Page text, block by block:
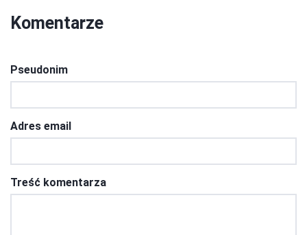
Komentarze
Pseudonim
Adres email
Treść komentarza